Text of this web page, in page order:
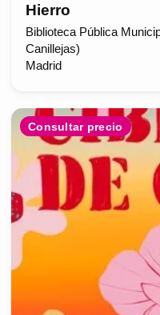
Hierro
Biblioteca Pública
Canillejas)
Madrid
Consultar precio